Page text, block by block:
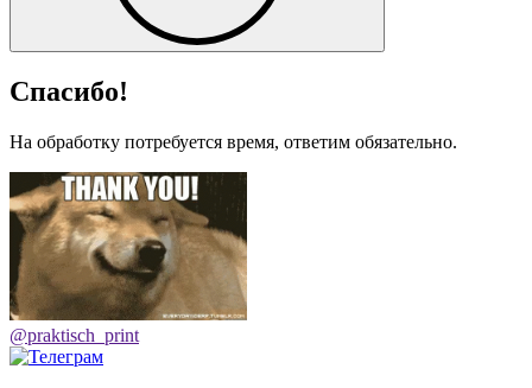
Спасибо!
На обработку потребуется время, ответим обязательно.
@praktisch_print